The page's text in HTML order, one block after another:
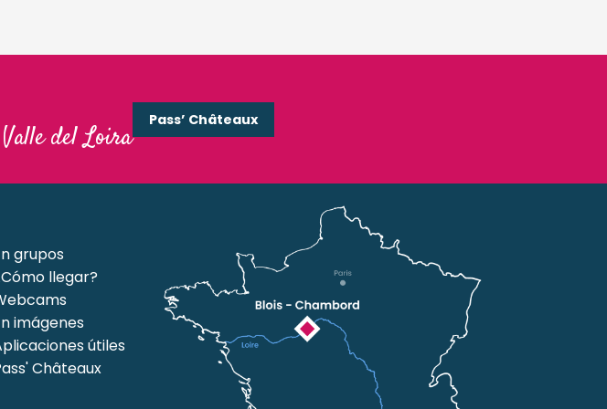
del Loira
Pass’ Châteaux
grupos
llegar?
imágenes
útiles
Châteaux